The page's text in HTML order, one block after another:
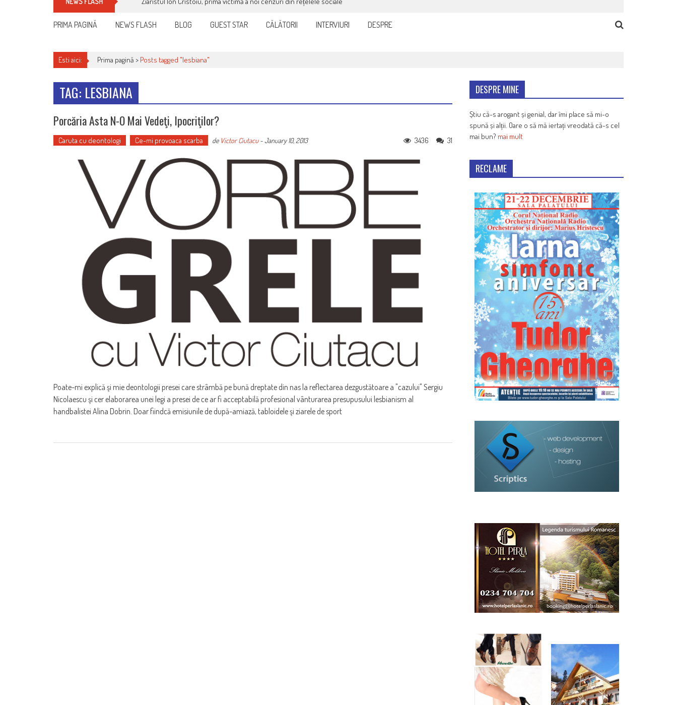
PRIMA PAGINĂ NEWS FLASH BLOG GUEST STAR CĂLĂTORII INTERVIURI DESPRE
Esti aici: Prima pagină > Posts tagged "lesbiana"
TAG: LESBIANA
Porcăria Asta N-O Mai Vedeţi, Ipocriţilor?
Caruta cu deontologi Ce-mi provoaca scarba de Victor Ciutacu-January 10, 2013 31
3436
Poate-mi explică şi mie deontologii presei care strâmbă pe bună dreptate din nas la reflectarea dezgustătoare a "cazului" Sergiu
Nicolaescu şi cer elaborarea unei legi a presei de ce ar fi acceptabilă profesional vânturarea presupusului lesbianism al
handbalistei Alina Dobrin. Doar fiindcă emisiunile de după-amiază, tabloidele şi ziarele de sport
DESPRE MINE
Știu că-s arogant și genial, dar îmi place să mi-o
spună și alții. Oare o să mă iertați vreodată că-s cel
mai bun? mai mult
RECLAME